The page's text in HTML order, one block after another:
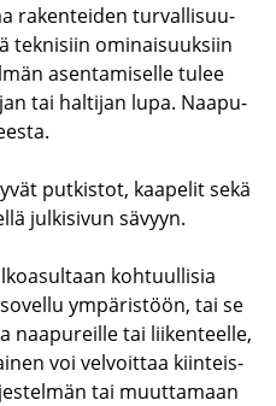
ra­ken­tei­den tur­val­li­suu­
tek­ni­siin omi­nai­suuk­siin
asen­ta­mi­sel­le tulee
tai hal­ti­jan lupa. Naa­pu­
put­kis­tot, kaa­pe­lit sekä
jul­ki­si­vun sä­vyyn.
koh­tuul­li­sia
ym­pä­ris­töön, tai se
naa­pu­reil­le tai lii­ken­teel­le,
voi vel­voit­taa kiin­teis­
tai muut­ta­maan